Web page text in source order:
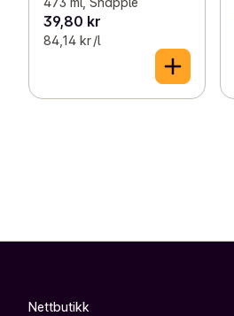
39,80 kr
84,14 kr /l
Nettbutikk